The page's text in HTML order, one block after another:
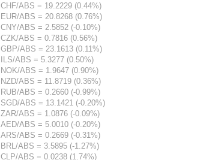
CHF/ABS = 19.2229 (0.44%)
EUR/ABS = 20.8268 (0.76%)
CNY/ABS = 2.5852 (-0.10%)
CZK/ABS = 0.7816 (0.56%)
GBP/ABS = 23.1613 (0.11%)
ILS/ABS = 5.3277 (0.50%)
NOK/ABS = 1.9647 (0.90%)
NZD/ABS = 11.8719 (0.36%)
RUB/ABS = 0.2660 (-0.99%)
SGD/ABS = 13.1421 (-0.20%)
ZAR/ABS = 1.0876 (-0.09%)
AED/ABS = 5.0010 (-0.20%)
ARS/ABS = 0.2669 (-0.31%)
BRL/ABS = 3.5895 (-1.27%)
CLP/ABS = 0.0238 (1.74%)